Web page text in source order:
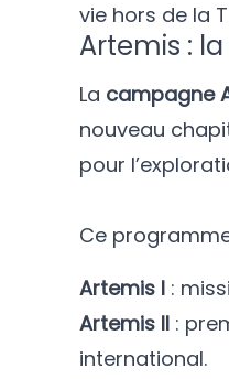
vie hors de la
Artemis :
La campagne
nouveau
pour
Ce
Artemis I :
Artemis II :
international.